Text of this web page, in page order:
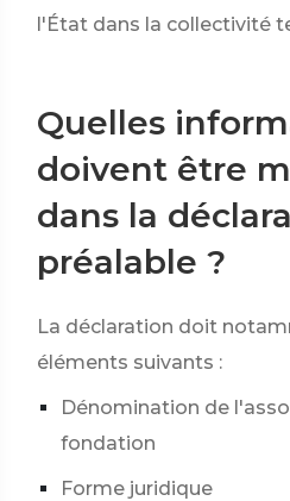
l'État dans la collectivité
Quelles
doivent être
dans la
préalable ?
La déclaration doit
éléments suivants :
Dénomination de
fondation
Forme juridique